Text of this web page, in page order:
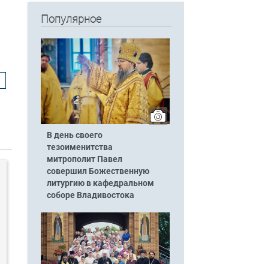
Популярное
В день своего
тезоименитства
митрополит Павел
совершил Божественную
литургию в кафедральном
соборе Владивостока